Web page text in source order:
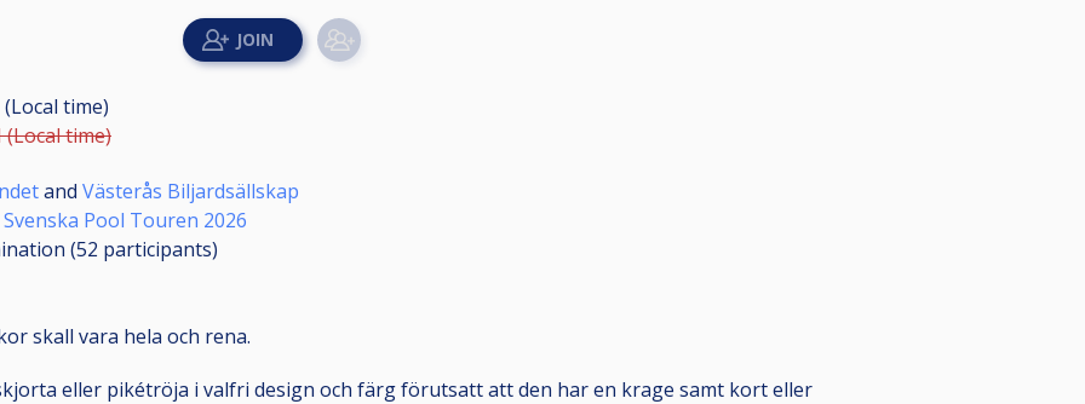
(Local time)
(Local time)
and Västerås Biljardsällskap
Svenska Pool Touren 2026
(52 participants)
skall vara hela och rena.
eller pikétröja i valfri design och färg förutsatt att den har en krage samt kort eller